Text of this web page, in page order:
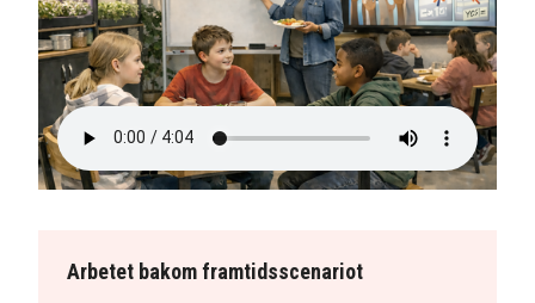
Arbetet bakom framtidsscenariot